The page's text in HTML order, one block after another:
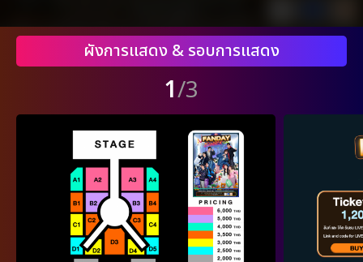
ผังการแสดง & รอบการแสดง
1/3